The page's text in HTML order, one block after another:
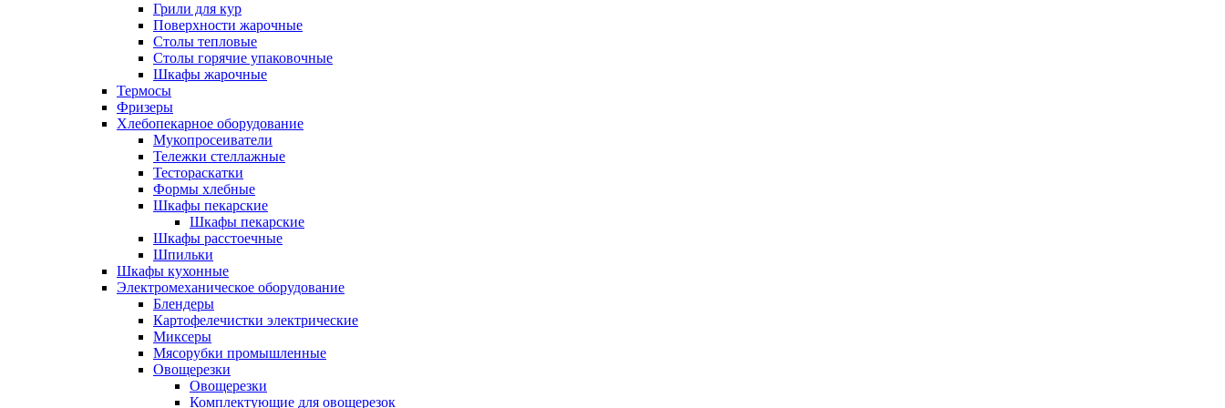
Грили для кур
Поверхности жарочные
Столы тепловые
Столы горячие упаковочные
Шкафы жарочные
Термосы
Фризеры
Хлебопекарное оборудование
Мукопросеиватели
Тележки стеллажные
Тестораскатки
Формы хлебные
Шкафы пекарские
Шкафы пекарские
Шкафы расстоечные
Шпильки
Шкафы кухонные
Электромеханическое оборудование
Блендеры
Картофелечистки электрические
Миксеры
Мясорубки промышленные
Овощерезки
Овощерезки
Комплектующие для овощерезок